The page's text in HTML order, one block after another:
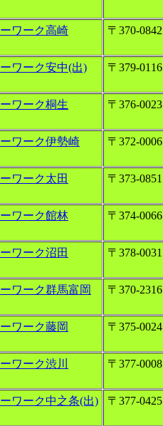
ワーク高崎
〒370-0842
ワーク安中(出)
〒379‐0116
ワーク桐生
〒376‐0023
ワーク伊勢崎
〒372‐0006
ワーク太田
〒373‐0851
ワーク館林
〒374‐0066
ワーク沼田
〒378‐0031
ワーク群馬富岡
〒370‐2316
ワーク藤岡
〒375‐0024
ワーク渋川
〒377‐0008
ワーク中之条(出)
〒377‐0425